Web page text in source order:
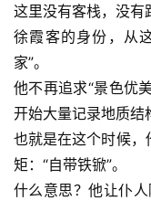
这里没有客栈，没有
徐霞客的身份，从
家”。
他不再追求“景色优
开始大量记录地质结
也就是在这个时候
矩：“自带铁锨”。
什么意思？他让仆